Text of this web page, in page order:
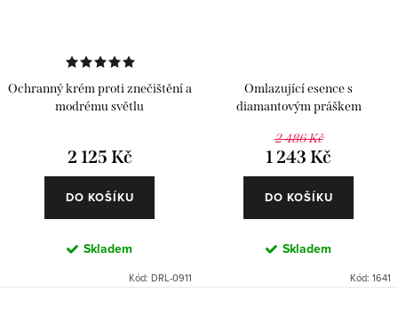
Ochranný krém proti znečištění a
modrému světlu
2 125 Kč
DO KOŠÍKU
Skladem
Kód: DRL-0911
Omlazující esence s
diamantovým práškem
2 486 Kč
1 243 Kč
DO KOŠÍKU
Skladem
Kód: 1641